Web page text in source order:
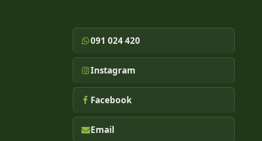
091 024 420
Instagram
Facebook
Email